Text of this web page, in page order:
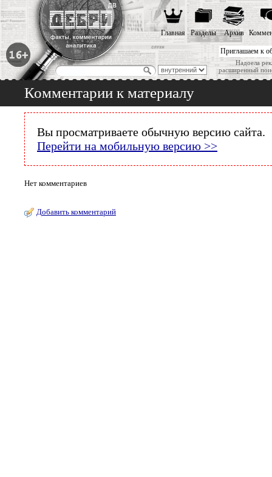
Приглашаем к
Надоела
расширенный
Главная Разделы Архив
Комментарии к материалу
Вы просматриваете обычную версию сайта.
Перейти на мобильную версию >>
Нет комментариев
Добавить комментарий